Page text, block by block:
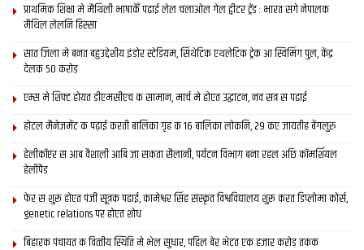
प्राथमिक शि‍क्षा मे मैथि‍ली भाषाकेँ पढ़ाई लेल चलाओल गेल ट्वीटर ट्रेंड : भारत संगे नेपालक
मैथिल लेलनि हिस्सा
सात जिला मे बनत बहुउद्देशीय इंडोर स्‍टेडि‍यम, सिंथेटिक एथलेटिक ट्रेक आ स्विमिंग पुल, केंद्र
देलक 50 करोड़
एम्स मे शिफ्ट होयत डीएमसीएच क सामान, मार्च मे होएत उद्घाटन, नव सत्र स पढाई
होटल मैनेजमेंट क पढ़ाई करती बालिका गृह क 16 बालिका लोकनि, 29 कए जायतीह बेंगलुरु
हेलीकॉप्टर स आब वैशाली आबि जा सकता सैलानी, पर्यटन विभाग बना रहल अछि कॉमर्शियल
हेलीपैड
फेर स शुरू होएत पंजी सूत्रक पढाई, कामेश्वर सिंह संस्कृत विश्वविद्यालय शुरू करत डिप्लोमा कोर्स,
genetic relations पर होएत शोध
बिहारक पंचायत क वित्‍तीय स्थिति मे भेल सुधार, पहिल बेर भेटत एक हजार करोड़ तकक